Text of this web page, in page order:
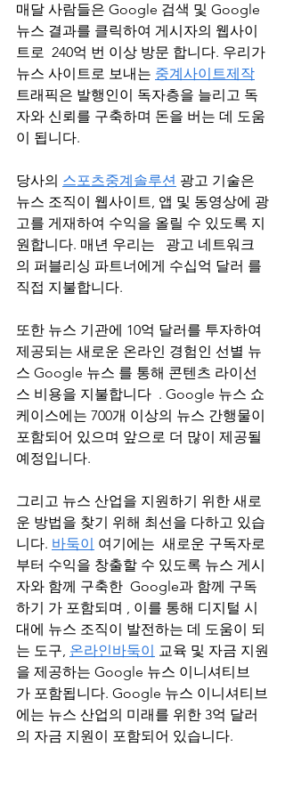
매달 사람들은 Google 검색 및 Google
뉴스 결과를 클릭하여 게시자의 웹사이
트로  240억 번 이상 방문 합니다. 우리가
뉴스 사이트로 보내는 중계사이트제작
트래픽은 발행인이 독자층을 늘리고 독
자와 신뢰를 구축하며 돈을 버는 데 도움
이 됩니다.
당사의 스포츠중계솔루션 광고 기술은
뉴스 조직이 웹사이트, 앱 및 동영상에 광
고를 게재하여 수익을 올릴 수 있도록 지
원합니다. 매년 우리는   광고 네트워크
의 퍼블리싱 파트너에게 수십억 달러 를
직접 지불합니다.
또한 뉴스 기관에 10억 달러를 투자하여
제공되는 새로운 온라인 경험인 선별 뉴
스 Google 뉴스 를 통해 콘텐츠 라이선
스 비용을 지불합니다  . Google 뉴스 쇼
케이스에는 700개 이상의 뉴스 간행물이
포함되어 있으며 앞으로 더 많이 제공될
예정입니다.
그리고 뉴스 산업을 지원하기 위한 새로
운 방법을 찾기 위해 최선을 다하고 있습
니다. 바둑이 여기에는  새로운 구독자로
부터 수익을 창출할 수 있도록 뉴스 게시
자와 함께 구축한  Google과 함께 구독
하기 가 포함되며 , 이를 통해 디지털 시
대에 뉴스 조직이 발전하는 데 도움이 되
는 도구, 온라인바둑이 교육 및 자금 지원
을 제공하는 Google 뉴스 이니셔티브
가 포함됩니다. Google 뉴스 이니셔티브
에는 뉴스 산업의 미래를 위한 3억 달러
의 자금 지원이 포함되어 있습니다.